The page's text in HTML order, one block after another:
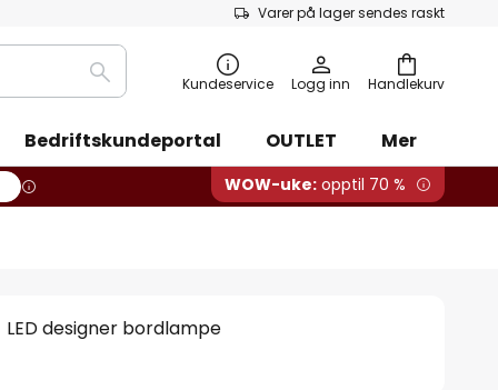
Varer på lager sendes raskt
Handlekurv
Søk Kundeservice Logg inn
Bedriftskundeportal OUTLET Mer
WOW-uke: opptil 70 %
designer bordlampe